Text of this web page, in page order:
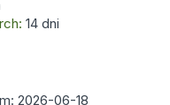
14 dni
2026-06-18